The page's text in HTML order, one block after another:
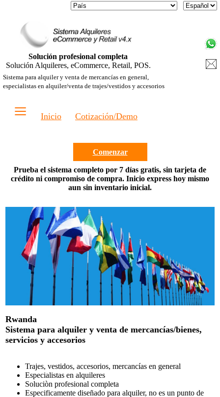
Solución profesional completa
Solución Alquileres, eCommerce, Retail, POS.
Sistema para alquiler y venta de mercancías en general,
especialistas en alquiler/venta de trajes/vestidos y accesorios
≡ Inicio Cotización/Demo
Comenzar
Prueba el sistema completo por 7 días gratis, sin tarjeta de
crédito ni compromiso de compra. Inicio express hoy mismo
aun sin inventario inicial.
Rwanda
Sistema para alquiler y venta de mercancías/bienes,
servicios y accesorios
Trajes, vestidos, accesorios, mercancías en general
Especialistas en alquileres
Soluciòn profesional completa
Especificamente diseñado para alquiler, no es un punto de